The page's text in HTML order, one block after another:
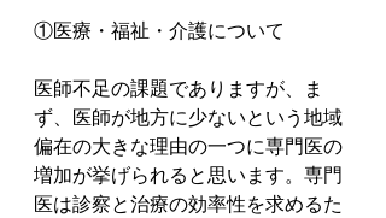
①医療・福祉・介護について
医師不足の課題でありますが、ま
ず、医師が地方に少ないという地域
偏在の大きな理由の一つに専門医の
増加が挙げられると思います。専門
医は診察と治療の効率性を求めるた